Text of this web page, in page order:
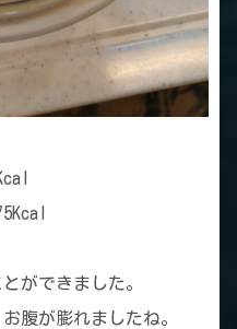
ができました。
腹が膨れましたね。